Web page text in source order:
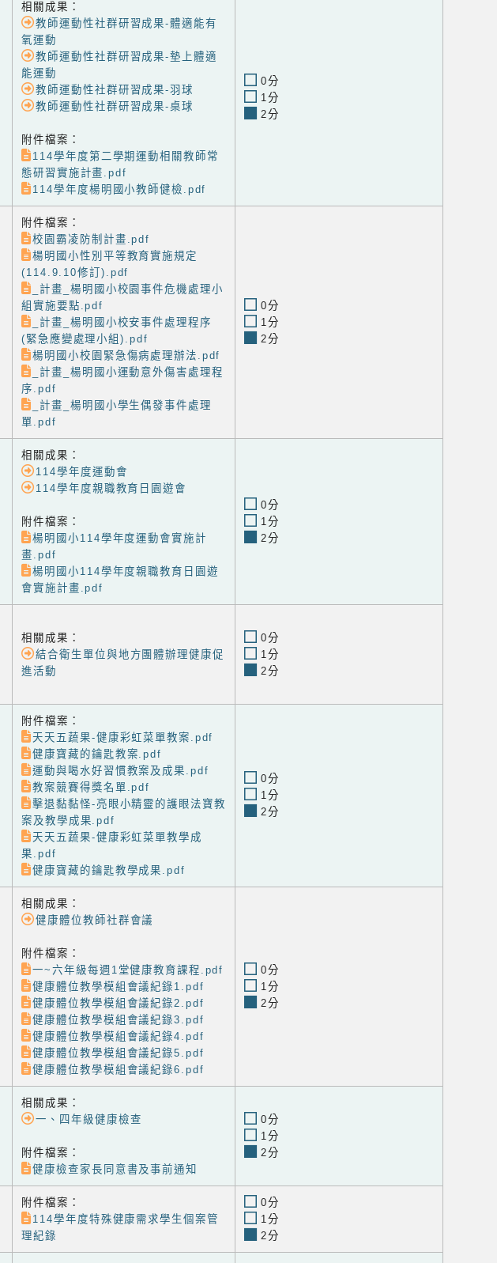
相關成果：
教師運動性社群研習成果-體適能有
氧運動
教師運動性社群研習成果-墊上體適
能運動
教師運動性社群研習成果-羽球
教師運動性社群研習成果-桌球
附件檔案：
114學年度第二學期運動相關教師常
態研習實施計畫.pdf
114學年度楊明國小教師健檢.pdf
0分
1分
2分
附件檔案：
校園霸凌防制計畫.pdf
楊明國小性別平等教育實施規定
(114.9.10修訂).pdf
_計畫_楊明國小校園事件危機處理小
組實施要點.pdf
_計畫_楊明國小校安事件處理程序
(緊急應變處理小組).pdf
楊明國小校園緊急傷病處理辦法.pdf
_計畫_楊明國小運動意外傷害處理程
序.pdf
_計畫_楊明國小學生偶發事件處理
單.pdf
0分
1分
2分
相關成果：
114學年度運動會
114學年度親職教育日園遊會
附件檔案：
楊明國小114學年度運動會實施計
畫.pdf
楊明國小114學年度親職教育日園遊
會實施計畫.pdf
0分
1分
2分
相關成果：
結合衛生單位與地方團體辦理健康促
進活動
0分
1分
2分
附件檔案：
天天五蔬果-健康彩虹菜單教案.pdf
健康寶藏的鑰匙教案.pdf
運動與喝水好習慣教案及成果.pdf
教案競賽得獎名單.pdf
擊退黏黏怪-亮眼小精靈的護眼法寶教
案及教學成果.pdf
天天五蔬果-健康彩虹菜單教學成
果.pdf
健康寶藏的鑰匙教學成果.pdf
0分
1分
2分
相關成果：
健康體位教師社群會議
附件檔案：
一~六年級每週1堂健康教育課程.pdf
健康體位教學模組會議紀錄1.pdf
健康體位教學模組會議紀錄2.pdf
健康體位教學模組會議紀錄3.pdf
健康體位教學模組會議紀錄4.pdf
健康體位教學模組會議紀錄5.pdf
健康體位教學模組會議紀錄6.pdf
0分
1分
2分
相關成果：
一、四年級健康檢查
附件檔案：
健康檢查家長同意書及事前通知
0分
1分
2分
附件檔案：
114學年度特殊健康需求學生個案管
理紀錄
0分
1分
2分